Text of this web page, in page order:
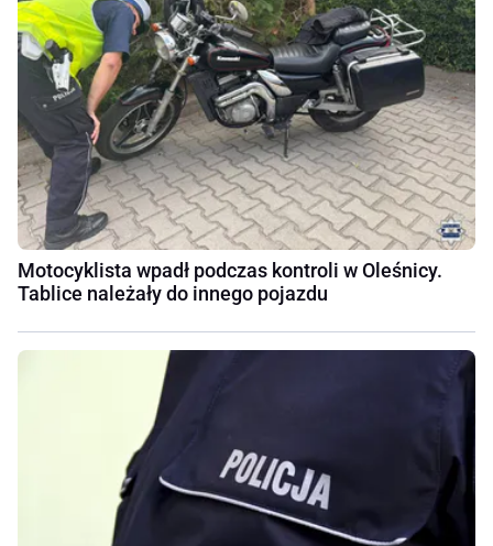
Motocyklista wpadł podczas kontroli w Oleśnicy.
Tablice należały do innego pojazdu